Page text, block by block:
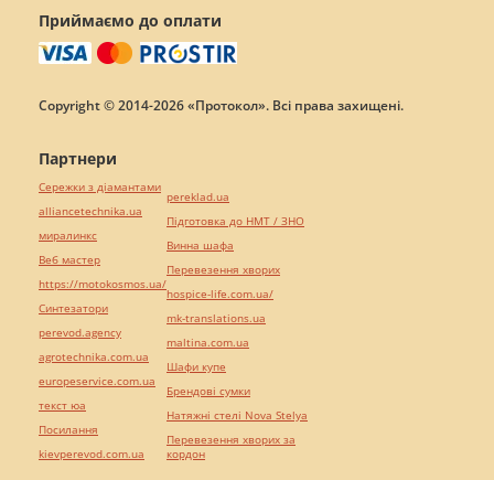
Приймаємо до оплати
Copyright © 2014-2026 «Протокол». Всі права захищені.
Партнери
Сережки з діамантами
alliancetechnika.ua
миралинкс
Веб мастер
https://motokosmos.ua/
Синтезатори
perevod.agency
agrotechnika.com.ua
europeservice.com.ua
текст юа
Посилання
kievperevod.com.ua
pereklad.ua
Підготовка до НМТ / ЗНО
Винна шафа
Перевезення хворих
hospice-life.com.ua/
mk-translations.ua
maltina.com.ua
Шафи купе
Брендові сумки
Натяжні стелі Nova Stelya
Перевезення хворих за
кордон